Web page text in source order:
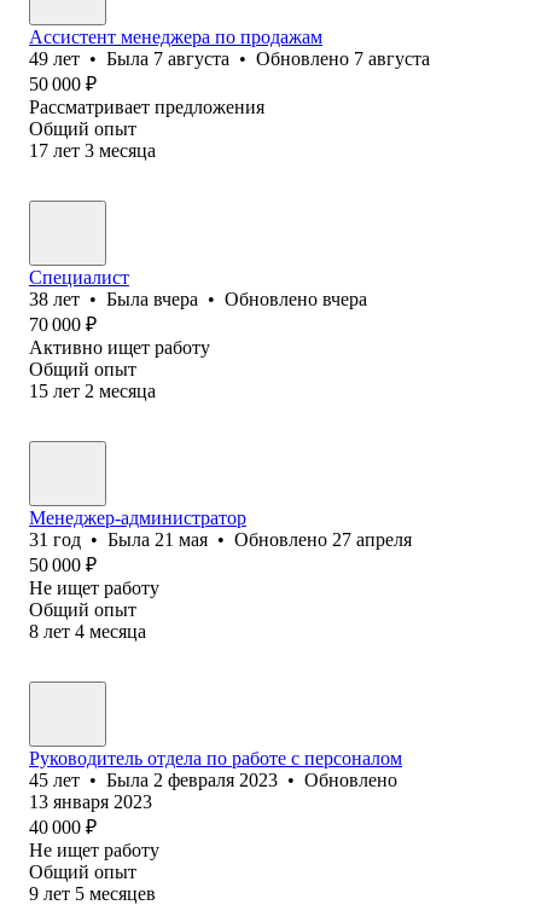
Ассистент менеджера по продажам
49 лет • Была 7 августа • Обновлено 7 августа
50 000 ₽
Рассматривает предложения
Общий опыт
17 лет 3 месяца
Специалист
38 лет • Была вчера • Обновлено вчера
70 000 ₽
Активно ищет работу
Общий опыт
15 лет 2 месяца
Менеджер-администратор
31 год • Была 21 мая • Обновлено 27 апреля
50 000 ₽
Не ищет работу
Общий опыт
8 лет 4 месяца
Руководитель отдела по работе с персоналом
45 лет • Была 2 февраля 2023 • Обновлено
13 января 2023
40 000 ₽
Не ищет работу
Общий опыт
9 лет 5 месяцев